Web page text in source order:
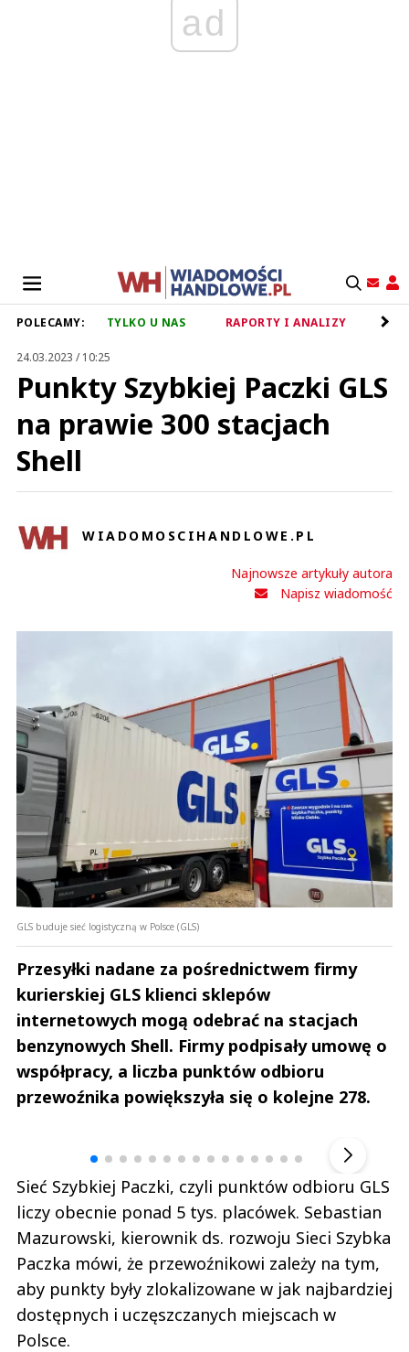
ad
POLECAMY: TYLKO U NAS RAPORTY I ANALIZY
24.03.2023 / 10:25
Punkty Szybkiej Paczki GLS
na prawie 300 stacjach
Shell
WIADOMOSCIHANDLOWE.PL
Najnowsze artykuły autora
Napisz wiadomość
GLS buduje sieć logistyczną w Polsce (GLS)
Przesyłki nadane za pośrednictwem firmy
kurierskiej GLS klienci sklepów
internetowych mogą odebrać na stacjach
benzynowych Shell. Firmy podpisały umowę o
współpracy, a liczba punktów odbioru
przewoźnika powiększyła się o kolejne 278.
Sieć Szybkiej Paczki, czyli punktów odbioru GLS
liczy obecnie ponad 5 tys. placówek. Sebastian
Mazurowski, kierownik ds. rozwoju Sieci Szybka
Paczka mówi, że przewoźnikowi zależy na tym,
aby punkty były zlokalizowane w jak najbardziej
dostępnych i uczęszczanych miejscach w
Polsce.
Andrzej i Marta Sterniccy